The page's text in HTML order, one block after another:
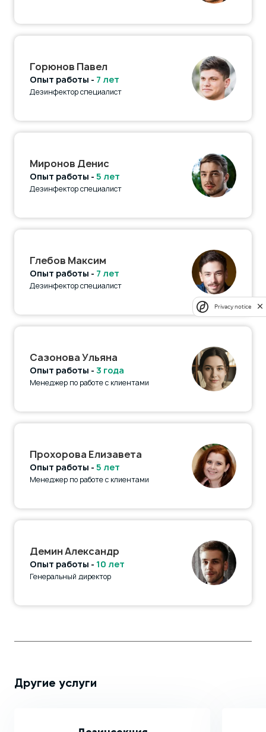
Горюнов Павел
Опыт работы - 7 лет
Дезинфектор специалист
Миронов Денис
Опыт работы - 5 лет
Дезинфектор специалист
Глебов Максим
Опыт работы - 7 лет
Дезинфектор специалист
Сазонова Ульяна
Опыт работы - 3 года
Менеджер по работе с клиентами
Прохорова Елизавета
Опыт работы - 5 лет
Менеджер по работе с клиентами
Демин Александр
Опыт работы - 10 лет
Генеральный директор
Другие услуги
Privacy notice